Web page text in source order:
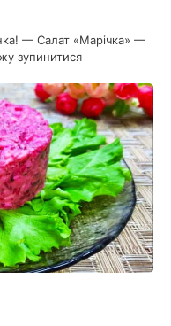
— Салат «Марічка» —
зупинитися